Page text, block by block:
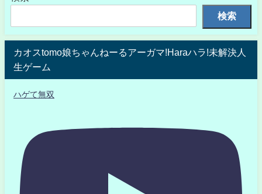
検索
カオスtomo娘ちゃんねーるアーガマ!Haraハラ!未解決人
生ゲーム
ハゲて無双